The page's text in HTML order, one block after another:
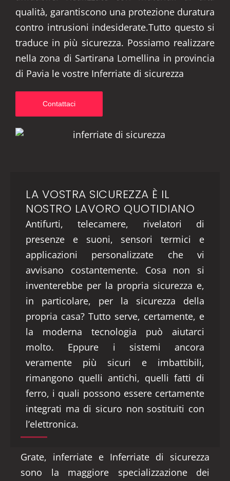
qualità, garantiscono una protezione duratura
contro intrusioni indesiderate.Tutto questo si
traduce in più sicurezza. Possiamo realizzare
nella zona di Sartirana Lomellina in provincia
di Pavia le vostre Inferriate di sicurezza
Contattaci
LA VOSTRA SICUREZZA È IL
NOSTRO LAVORO QUOTIDIANO
Antifurti, telecamere, rivelatori di
presenze e suoni, sensori termici e
applicazioni personalizzate che vi
avvisano costantemente. Cosa non si
inventerebbe per la propria sicurezza e,
in particolare, per la sicurezza della
propria casa? Tutto serve, certamente, e
la moderna tecnologia può aiutarci
molto. Eppure i sistemi ancora
veramente più sicuri e imbattibili,
rimangono quelli antichi, quelli fatti di
ferro, i quali possono essere certamente
integrati ma di sicuro non sostituiti con
l’elettronica.
Grate, inferriate e Inferriate di sicurezza
sono la maggiore specializzazione dei